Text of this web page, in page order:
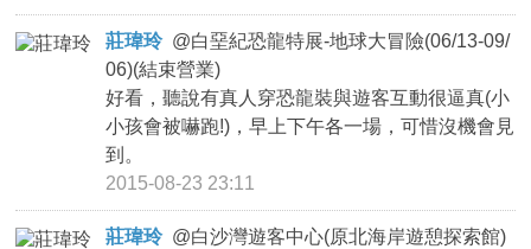
莊瑋玲 @白堊紀恐龍特展-地球大冒險(06/13-09/
06)(結束營業)
好看，聽說有真人穿恐龍裝與遊客互動很逼真(小
小孩會被嚇跑!)，早上下午各一場，可惜沒機會見
到。
2015-08-23 23:11
莊瑋玲 @白沙灣遊客中心(原北海岸遊憩探索館)